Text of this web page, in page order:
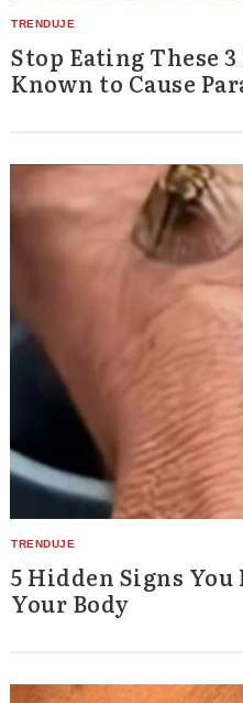
Stop Eating These
Known to Cause
5 Hidden Signs
Your Body